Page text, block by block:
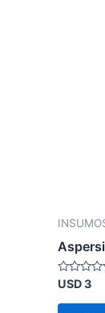
Valorado
0
USD3